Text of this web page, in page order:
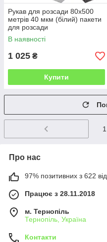
Рукав для розсади 80х500
метрів 40 мкм (білий) пакети
для розсади
В наявності
1 025 ₴
Купити
1
Про нас
97% позитивних з 622
Працює з 28.11.2018
м. Тернопіль
Тернопіль, Україна
Контакти